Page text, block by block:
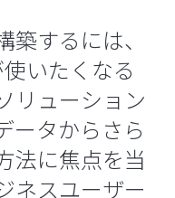
するには、
いたくなる
リューション
ータからさら
法に焦点を当
ネスユーザー